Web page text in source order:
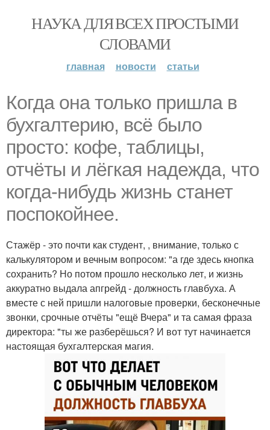
НАУКА ДЛЯ ВСЕХ ПРОСТЫМИ
СЛОВАМИ
главная новости статьи
Когда она только пришла в
бухгалтерию, всё было
просто: кофе, таблицы,
отчёты и лёгкая надежда, что
когда-нибудь жизнь станет
поспокойнее.
Стажёр - это почти как студент, , внимание, только с
калькулятором и вечным вопросом: "а где здесь кнопка
сохранить? Но потом прошло несколько лет, и жизнь
аккуратно выдала апгрейд - должность главбуха. А
вместе с ней пришли налоговые проверки, бесконечные
звонки, срочные отчёты "ещё Вчера" и та самая фраза
директора: "ты же разберёшься? И вот тут начинается
настоящая бухгалтерская магия.